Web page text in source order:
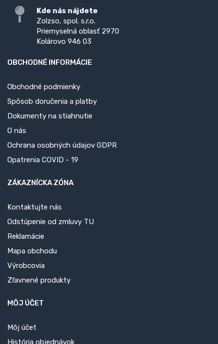
Kde nás nájdete
Zolzso, spol. s.r.o.
Priemyselná oblasť 2970
Kolárovo 946 03
OBCHODNÉ INFORMÁCIE
Obchodné podmienky
Spôsob doručenia a platby
Dokumenty na stiahnutie
O nás
Ochrana osobných údajov GDPR
Opatrenia COVID - 19
ZÁKAZNÍCKA ZÓNA
Kontaktujte nás
Odstúpenie od zmluvy TU
Reklamácie
Mapa obchodu
Výrobcovia
Zľavnené produkty
MÔJ ÚČET
Môj účet
História objednávok